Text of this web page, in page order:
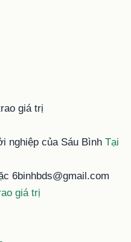
giá trị
nghiệp của Sáu Bình Tại
6binhbds@gmail.com
giá trị